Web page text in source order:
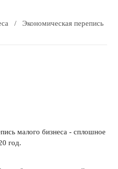
/
Экономическая перепись
малого бизнеса - сплошное
год.